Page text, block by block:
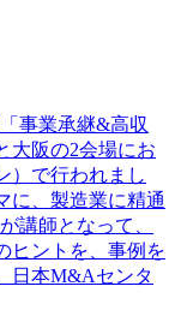
事業承継&高収
大阪の2会場にお
）で行われまし
に、製造業に精通
講師となって、
ヒントを、事例を
日本M&Aセンタ